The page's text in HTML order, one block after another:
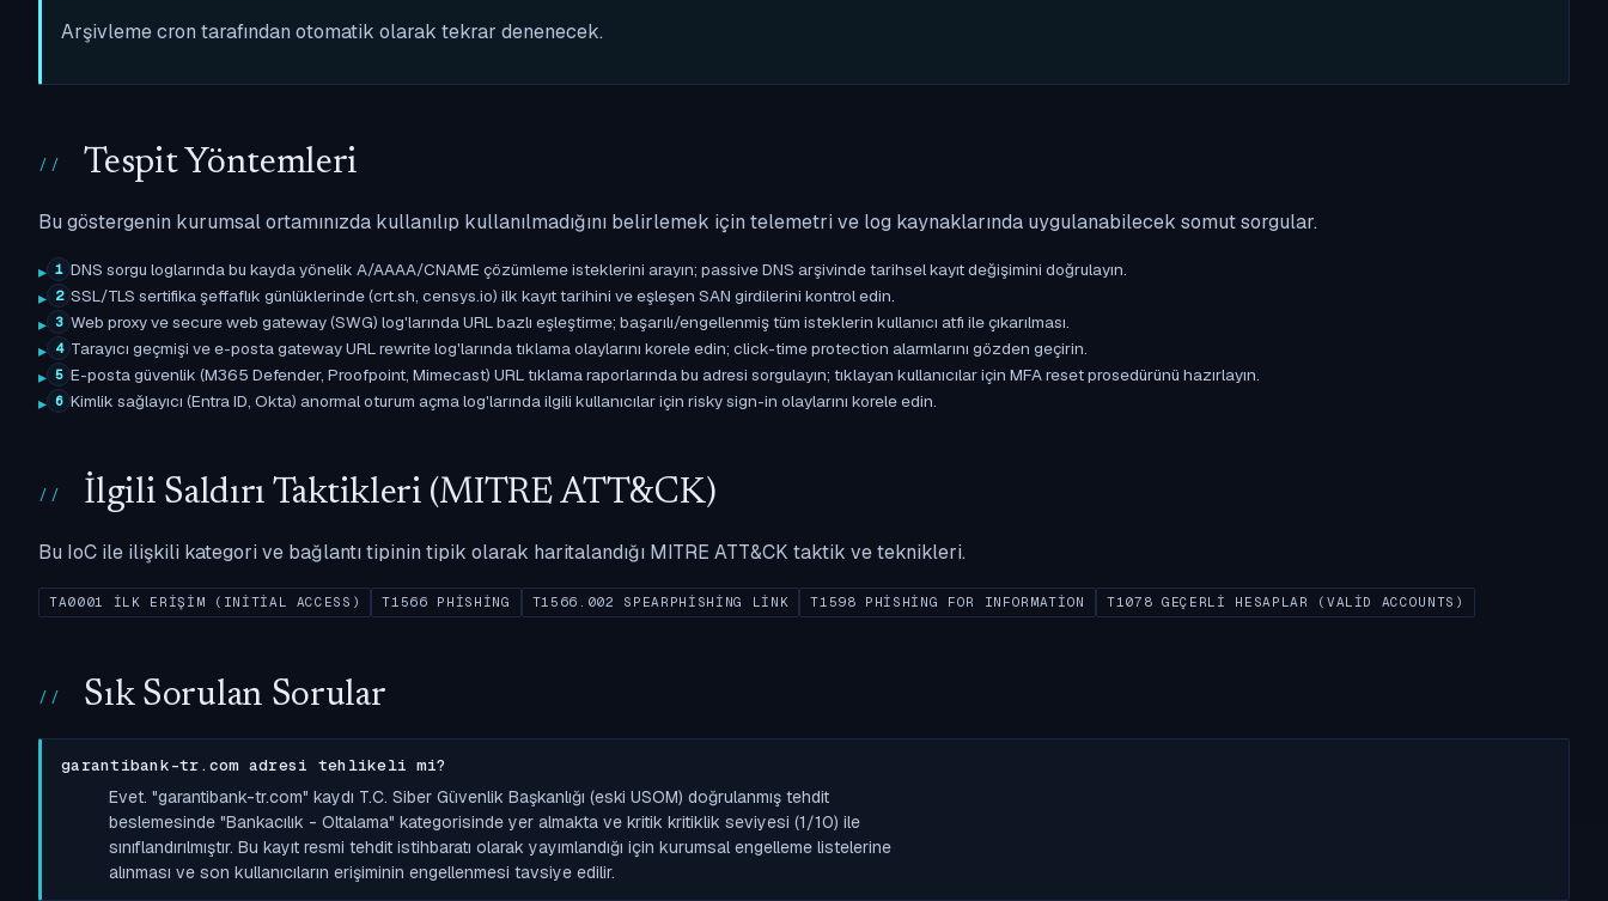
Arşivleme cron tarafından otomatik olarak tekrar denenecek.
Tespit Yöntemleri
Bu göstergenin kurumsal ortamınızda kullanılıp kullanılmadığını belirlemek için telemetri ve log kaynaklarında uygulanabilecek somut sorgular.
1 DNS sorgu loglarında bu kayda yönelik A/AAAA/CNAME çözümleme isteklerini arayın; passive DNS arşivinde tarihsel kayıt değişimini doğrulayın.
2 SSL/TLS sertifika şeffaflık günlüklerinde (crt.sh, censys.io) ilk kayıt tarihini ve eşleşen SAN girdilerini kontrol edin.
3 Web proxy ve secure web gateway (SWG) log'larında URL bazlı eşleştirme; başarılı/engellenmiş tüm isteklerin kullanıcı atfı ile çıkarılması.
4 Tarayıcı geçmişi ve e-posta gateway URL rewrite log'larında tıklama olaylarını korele edin; click-time protection alarmlarını gözden geçirin.
5 E-posta güvenlik (M365 Defender, Proofpoint, Mimecast) URL tıklama raporlarında bu adresi sorgulayın; tıklayan kullanıcılar için MFA reset prosedürünü hazırlayın.
6 Kimlik sağlayıcı (Entra ID, Okta) anormal oturum açma log'larında ilgili kullanıcılar için risky sign-in olaylarını korele edin.
İlgili Saldırı Taktikleri (MITRE ATT&CK)
Bu IoC ile ilişkili kategori ve bağlantı tipinin tipik olarak haritalandığı MITRE ATT&CK taktik ve teknikleri.
TA0001 İLK ERIŞIM (INITIAL ACCESS) T1566 PHISHING T1566.002 SPEARPHISHING LINK T1598 PHISHING FOR INFORMATION T1078 GEÇERLI HESAPLAR (VALID ACCOUNTS)
Sık Sorulan Sorular
garantibank-tr.com adresi tehlikeli mi?
Evet. "garantibank-tr.com" kaydı T.C. Siber Güvenlik Başkanlığı (eski USOM) doğrulanmış tehdit
beslemesinde "Bankacılık - Oltalama" kategorisinde yer almakta ve kritik kritiklik seviyesi (1/10) ile
sınıflandırılmıştır. Bu kayıt resmi tehdit istihbaratı olarak yayımlandığı için kurumsal engelleme listelerine
alınması ve son kullanıcıların erişiminin engellenmesi tavsiye edilir.